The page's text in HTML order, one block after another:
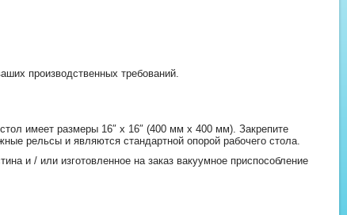
производственных требований.
имеет размеры 16″ x 16″ (400 мм x 400 мм). Закрепите
рельсы и являются стандартной опорой рабочего стола.
и / или изготовленное на заказ вакуумное приспособление